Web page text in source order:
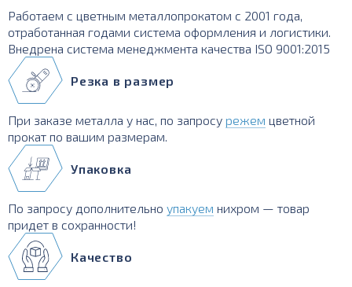
Работаем с цветным металлопрокатом с 2001 года,
отработанная годами система оформления и логистики.
Внедрена система менеджмента качества ISO 9001:2015
Резка в размер
При заказе металла у нас, по запросу режем цветной
прокат по вашим размерам.
Упаковка
По запросу дополнительно упакуем нихром — товар
придет в сохранности!
Качество